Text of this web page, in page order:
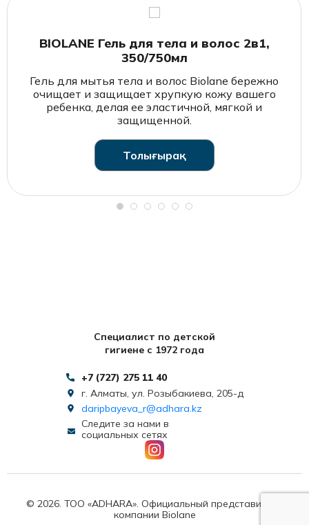
BIOLANE Гель для тела и волос 2в1,
350/750мл
Гель для мытья тела и волос Biolane бережно
очищает и защищает хрупкую кожу вашего
ребенка, делая ее эластичной, мягкой и
защищенной.
Толығырақ
Специалист по детской
гигиене с 1972 года
+7 (727) 275 11 40
г. Алматы, ул. Розыбакиева, 205-д
daripbayeva_r@adhara.kz
Следите за нами в
социальных сетях
© 2026. ТОО «ADHARA». Официальный представитель
компании Biolane